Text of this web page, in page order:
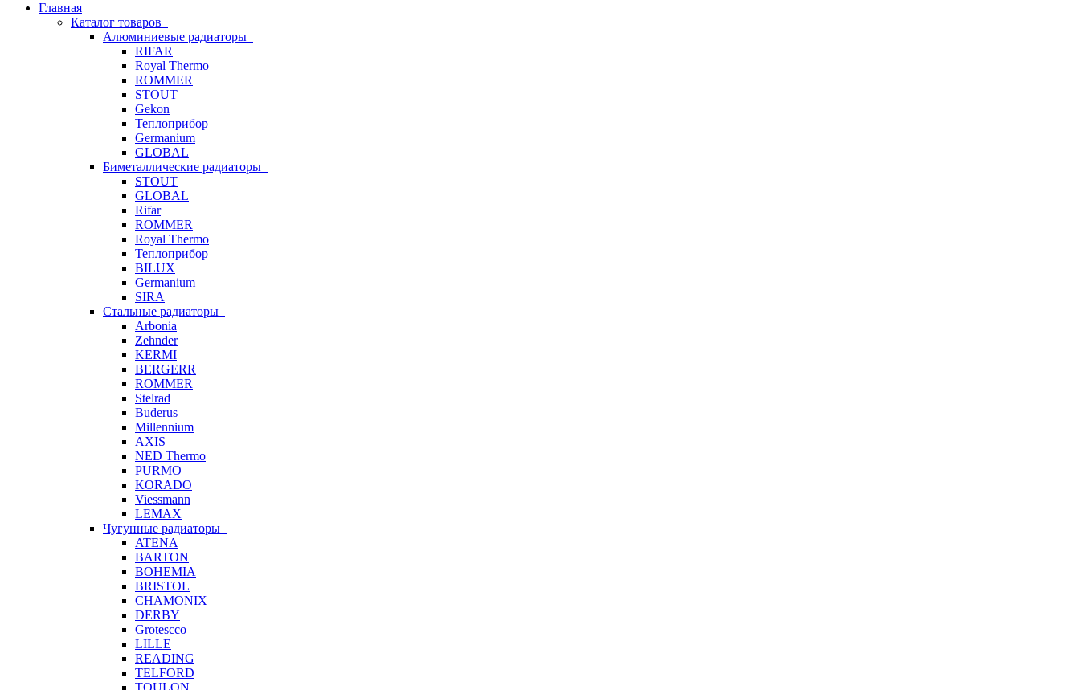
Главная
Каталог товаров
Алюминиевые радиаторы
RIFAR
Royal Thermo
ROMMER
STOUT
Gekon
Теплоприбор
Germanium
GLOBAL
Биметаллические радиаторы
STOUT
GLOBAL
Rifar
ROMMER
Royal Thermo
Теплоприбор
BILUX
Germanium
SIRA
Стальные радиаторы
Arbonia
Zehnder
KERMI
BERGERR
ROMMER
Stelrad
Buderus
Millennium
AXIS
NED Thermo
PURMO
KORADO
Viessmann
LEMAX
Чугунные радиаторы
ATENA
BARTON
BOHEMIA
BRISTOL
CHAMONIX
DERBY
Grotescco
LILLE
READING
TELFORD
TOULON